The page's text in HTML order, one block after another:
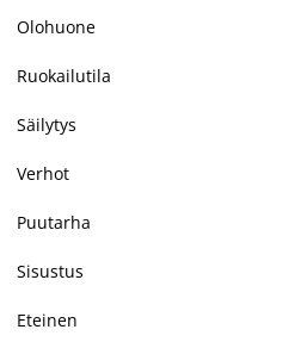
Olohuone
Ruokailutila
Säilytys
Verhot
Puutarha
Sisustus
Eteinen